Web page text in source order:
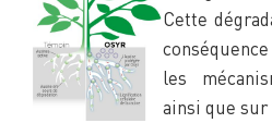
Cette
les
ainsi que